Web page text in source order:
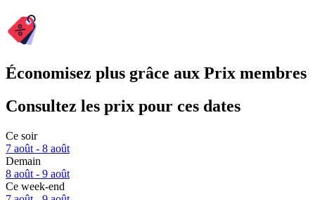
Économisez plus grâce aux Prix membres
Consultez les prix pour ces dates
Ce soir
7 août - 8 août
Demain
8 août - 9 août
Ce week-end